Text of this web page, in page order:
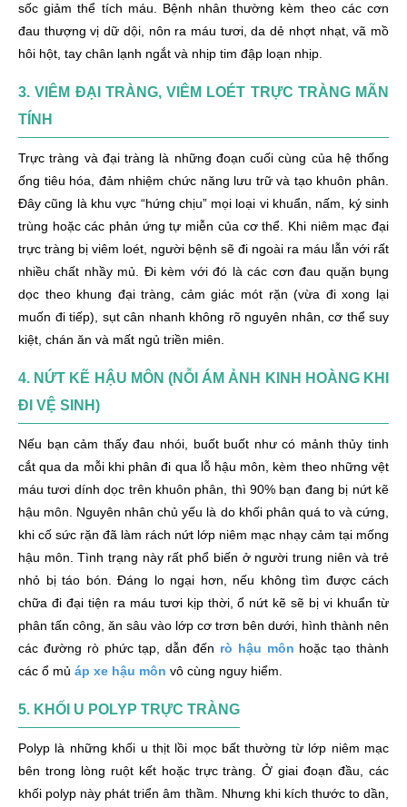
sốc giảm thể tích máu. Bệnh nhân thường kèm theo các cơn
đau thượng vị dữ dội, nôn ra máu tươi, da dẻ nhợt nhạt, vã mồ
hôi hột, tay chân lạnh ngắt và nhịp tim đập loạn nhịp.
3. VIÊM ĐẠI TRÀNG, VIÊM LOÉT TRỰC TRÀNG MÃN
TÍNH
Trực tràng và đại tràng là những đoạn cuối cùng của hệ thống
ống tiêu hóa, đảm nhiệm chức năng lưu trữ và tạo khuôn phân.
Đây cũng là khu vực “hứng chịu” mọi loại vi khuẩn, nấm, ký sinh
trùng hoặc các phản ứng tự miễn của cơ thể. Khi niêm mạc đại
trực tràng bị viêm loét, người bệnh sẽ đi ngoài ra máu lẫn với rất
nhiều chất nhầy mủ. Đi kèm với đó là các cơn đau quặn bụng
dọc theo khung đại tràng, cảm giác mót rặn (vừa đi xong lại
muốn đi tiếp), sụt cân nhanh không rõ nguyên nhân, cơ thể suy
kiệt, chán ăn và mất ngủ triền miên.
4. NỨT KẼ HẬU MÔN (NỖI ÁM ẢNH KINH HOÀNG KHI
ĐI VỆ SINH)
Nếu bạn cảm thấy đau nhói, buốt buốt như có mảnh thủy tinh
cắt qua da mỗi khi phân đi qua lỗ hậu môn, kèm theo những vệt
máu tươi dính dọc trên khuôn phân, thì 90% bạn đang bị nứt kẽ
hậu môn. Nguyên nhân chủ yếu là do khối phân quá to và cứng,
khi cố sức rặn đã làm rách nứt lớp niêm mạc nhạy cảm tại mống
hậu môn. Tình trạng này rất phổ biến ở người trung niên và trẻ
nhỏ bị táo bón. Đáng lo ngại hơn, nếu không tìm được cách
chữa đi đại tiện ra máu tươi kịp thời, ổ nứt kẽ sẽ bị vi khuẩn từ
phân tấn công, ăn sâu vào lớp cơ trơn bên dưới, hình thành nên
các đường rò phức tạp, dẫn đến rò hậu môn hoặc tạo thành
các ổ mủ áp xe hậu môn vô cùng nguy hiểm.
5. KHỐI U POLYP TRỰC TRÀNG
Polyp là những khối u thịt lồi mọc bất thường từ lớp niêm mạc
bên trong lòng ruột kết hoặc trực tràng. Ở giai đoạn đầu, các
khối polyp này phát triển âm thầm. Nhưng khi kích thước to dần,